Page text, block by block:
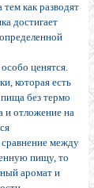
как разводят
достигает
ценятся.
которая есть
без термо
и отложение на
сравнение между
пищу, то
аромат и